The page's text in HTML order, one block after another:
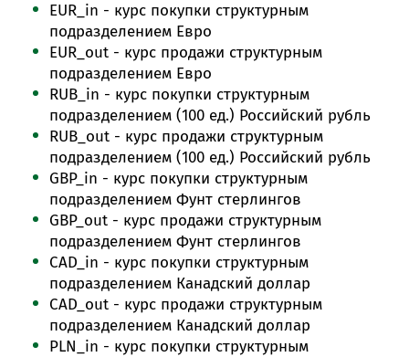
EUR_in - курс покупки структурным
подразделением Евро
EUR_out - курс продажи структурным
подразделением Евро
RUB_in - курс покупки структурным
подразделением (100 ед.) Российский рубль
RUB_out - курс продажи структурным
подразделением (100 ед.) Российский рубль
GBP_in - курс покупки структурным
подразделением Фунт стерлингов
GBP_out - курс продажи структурным
подразделением Фунт стерлингов
CAD_in - курс покупки структурным
подразделением Канадский доллар
CAD_out - курс продажи структурным
подразделением Канадский доллар
PLN_in - курс покупки структурным